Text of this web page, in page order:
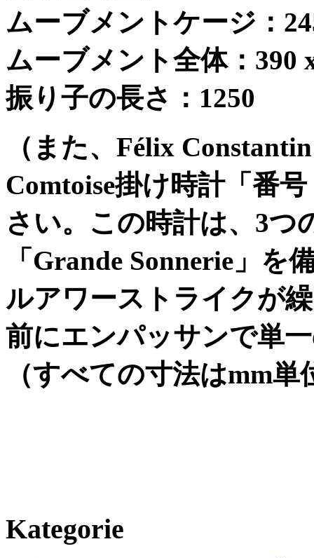
ムーブメントケージ：
ムーブメント全体： 390
振り子の長さ： 1250
（また、 Félix
Comtoise掛け時計「番号
さい。この時計は、 3つ
「 Grande Sonnerie 」を
ルアワーストライクが
前にエンパッサンで単
（すべての寸法はmm単
Kategorie